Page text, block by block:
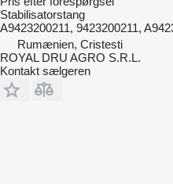
Stabilisatorstang
A9423200211, 9423200211,
Rumænien, Cristesti
ROYAL DRU AGRO S.R.L.
Kontakt sælgeren